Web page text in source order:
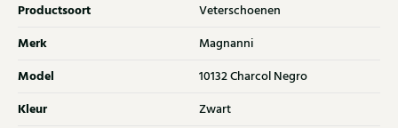
Productsoort Veterschoenen
Merk Magnanni
Model 10132 Charcol Negro
Kleur Zwart